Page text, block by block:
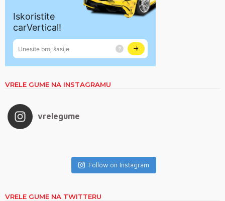
VRELE GUME NA INSTAGRAMU
vrelegume
Follow on Instagram
VRELE GUME NA TWITTERU